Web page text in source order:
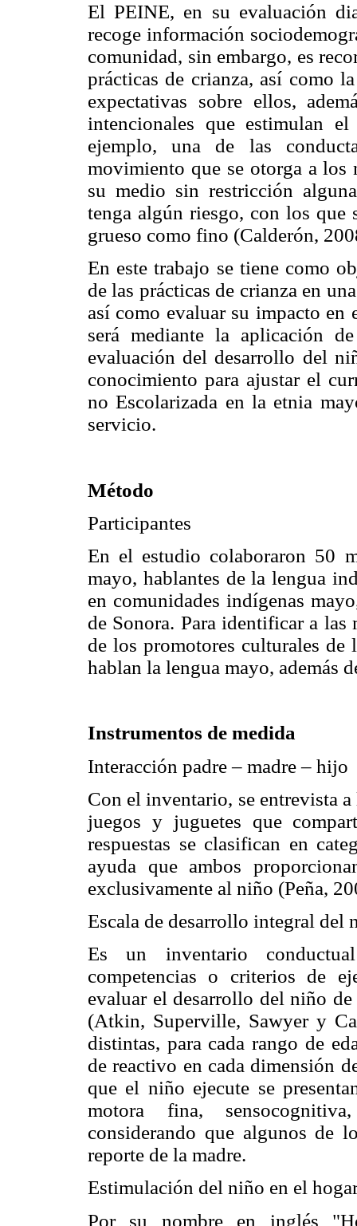
El PEINE, en su evaluación
recoge información
comunidad, sin embargo, es
prácticas de crianza, así como
expectativas sobre ellos,
intencionales que estimulan
ejemplo, una de las
movimiento que se otorga a los
su medio sin restricción
tenga algún riesgo, con los
grueso como fino (Calderón,
En este trabajo se tiene como
de las prácticas de crianza en
así como evaluar su impacto
será mediante la aplicación
evaluación del desarrollo del
conocimiento para ajustar el
no Escolarizada en la etnia
servicio.
Método
Participantes
En el estudio colaboraron 50
mayo, hablantes de la lengua
en comunidades indígenas
de Sonora. Para identificar a
de los promotores culturales de
hablan la lengua mayo, además
Instrumentos de medida
Interacción padre – madre – hijo
Con el inventario, se entrevista
juegos y juguetes que
respuestas se clasifican en
ayuda que ambos
exclusivamente al niño (Peña,
Escala de desarrollo integral del
Es un inventario
competencias o criterios de
evaluar el desarrollo del niño
(Atkin, Superville, Sawyer y
distintas, para cada rango de
de reactivo en cada dimensión
que el niño ejecute se
motora fina,
considerando que algunos de
reporte de la madre.
Estimulación del niño en el
Por su nombre en inglés